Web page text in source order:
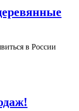
в России